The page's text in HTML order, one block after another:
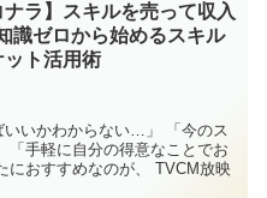
ナラ】スキルを売って収入
識ゼロから始めるスキル
ット活用術
いいかわからない…」 「今のス
「手軽に自分の得意なことでお
におすすめなのが、 TVCM放映